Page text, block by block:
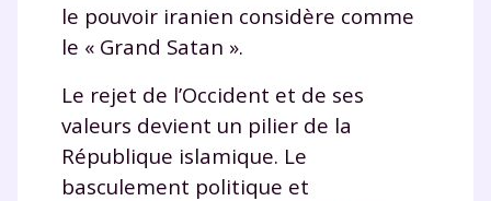
le pouvoir iranien considère comme
le « Grand Satan ».
Le rejet de l’Occident et de ses
valeurs devient un pilier de la
République islamique. Le
basculement politique et